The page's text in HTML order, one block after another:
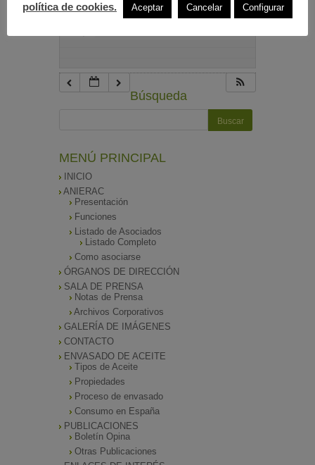
Búsqueda
MENÚ PRINCIPAL
INICIO
ANIERAC
Presentación
Funciones
Listado de Asociados
Listado Completo
Como asociarse
ÓRGANOS DE DIRECCIÓN
SALA DE PRENSA
Notas de Prensa
Archivos Corporativos
GALERÍA DE IMÁGENES
CONTACTO
ENVASADO DE ACEITE
Tipos de Aceite
Propiedades
Proceso de envasado
Consumo en España
PUBLICACIONES
Boletín Opina
Otras Publicaciones
política de cookies.
Aceptar Cancelar Configurar